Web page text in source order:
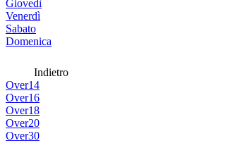
Giovedì
Venerdì
Sabato
Domenica
Indietro
Over14
Over16
Over18
Over20
Over30